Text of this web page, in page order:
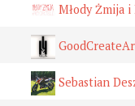
Młody Żmija
Sebastian